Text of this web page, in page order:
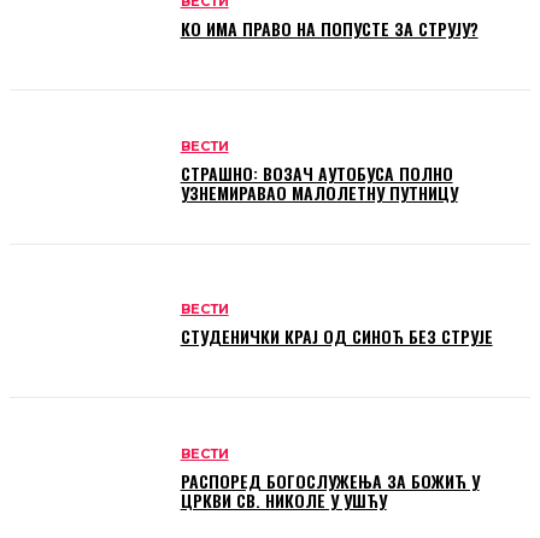
КО ИМА ПРАВО НА ПОПУСТЕ ЗА СТРУЈУ?
ВЕСТИ
СТРАШНО: ВОЗАЧ АУТОБУСА ПОЛНО
УЗНЕМИРАВАО МАЛОЛЕТНУ ПУТНИЦУ
ВЕСТИ
СТУДЕНИЧКИ КРАЈ ОД СИНОЋ БЕЗ СТРУЈЕ
ВЕСТИ
РАСПОРЕД БОГОСЛУЖЕЊА ЗА БОЖИЋ У
ЦРКВИ СВ. НИКОЛЕ У УШЋУ